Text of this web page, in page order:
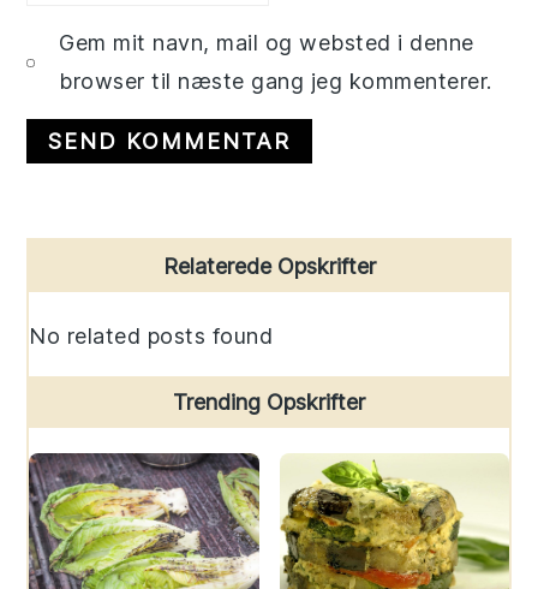
Gem mit navn, mail og websted i denne
browser til næste gang jeg kommenterer.
Sidebar
Relaterede Opskrifter
No related posts found
Trending Opskrifter